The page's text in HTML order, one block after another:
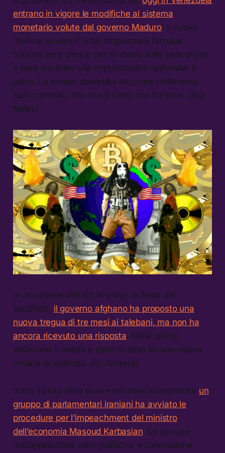
entrano in vigore le modifiche al sistema
monetario volute dal governo Maduro: il nuovo
“bolivar sovrano” (che rimpiazzerà l’attuale
bolivar) avrà cinque zeri in meno sulle banconote
e sarà ancorato alla criptomoneta nazionale, il
petro. La mossa dovrebbe bloccare l’inflazione
fuori controllo, ma non è certo che funzioni. (Sky
News)
In occasione dell’Eid al-adha, la festa del
sacrificio, il governo afghano ha proposto una
nuova tregua di tre mesi ai talebani, ma non ha
ancora ricevuto una risposta. Nelle ultime
settimane il paese è stato scosso da una nuova
ondata di violenza. (Al Jazeera)
Sotto il peso delle nuove sanzioni economiche un
gruppo di parlamentari iraniani ha avviato le
procedure per l’impeachment del ministro
dell’economia Masoud Karbasian. Le accuse
dell’opposizione sono politiche, e l’operazione